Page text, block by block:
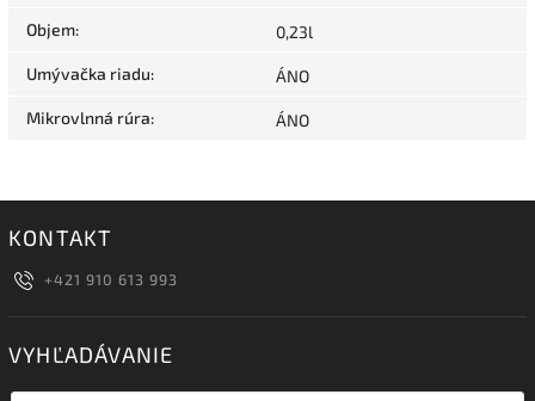
Objem: 0,23l
Umývačka riadu: ÁNO
Mikrovlnná rúra: ÁNO
KONTAKT
+421 910 613 993
VYHĽADÁVANIE